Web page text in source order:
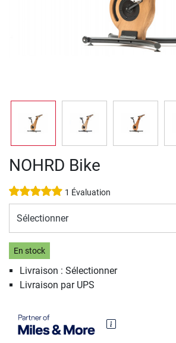
NOHRD Bike
1 Évaluation
Sélectionner
En stock
Livraison : Sélectionner
Livraison par UPS